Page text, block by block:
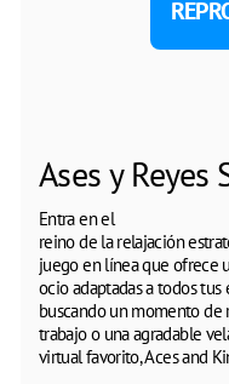
Ases y
Entra en el
reino de la relajación
juego en línea que ofrece
ocio adaptadas a todos tus
buscando un momento
trabajo o una agradable
virtual favorito, Aces and